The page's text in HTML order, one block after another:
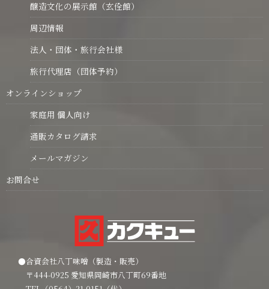
醸造文化の展示館（玄佺館）
周辺情報
法人・団体・旅行会社様
旅行代理店（団体予約）
オンラインショップ
家庭用 個人向け
通販カタログ請求
メールマガジン
お問合せ
●合資会社八丁味噌（製造・販売）
〒444-0925 愛知県岡崎市八丁町69番地